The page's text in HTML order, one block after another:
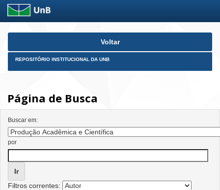
Skip
Voltar
REPOSITÓRIO INSTITUCIONAL DA UNB
Página de Busca
Buscar em:
por
Filtros correntes: